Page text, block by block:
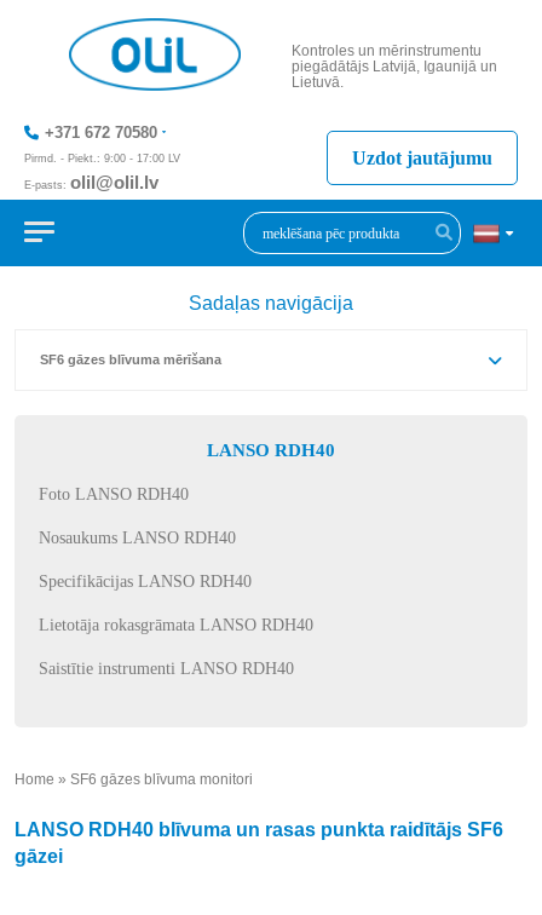
Kontroles un mērinstrumentu
piegādātājs Latvijā, Igaunijā un
Lietuvā.
+371 672 70580
Pirmd. - Piekt.: 9:00 - 17:00 LV
E-pasts: olil@olil.lv
+371 287 11411
Uzdot jautājumu
Sadaļas navigācija
SF6 gāzes blīvuma mērīšana
LANSO RDH40
Foto LANSO RDH40
Nosaukums LANSO RDH40
Specifikācijas LANSO RDH40
Lietotāja rokasgrāmata LANSO RDH40
Saistītie instrumenti LANSO RDH40
Home » SF6 gāzes blīvuma monitori
LANSO RDH40 blīvuma un rasas punkta raidītājs SF6
gāzei